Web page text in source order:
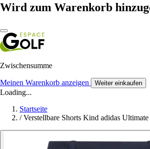
Wird zum Warenkorb
Zwischensumme
Meinen Warenkorb anzeigen Weiter einkaufen
Loading...
Startseite
/ Verstellbare Shorts Kind adidas